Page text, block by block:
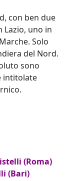
con ben due
Lazio, uno in
Solo
del Nord.
sono
intitolate
(Roma)
(Bari)